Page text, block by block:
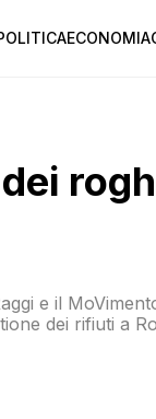
ECONOMIA
e il
dei rifiuti a